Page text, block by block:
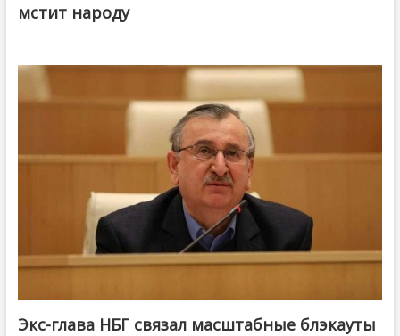
мстит народу
Экс-глава НБГ связал масштабные блэкауты